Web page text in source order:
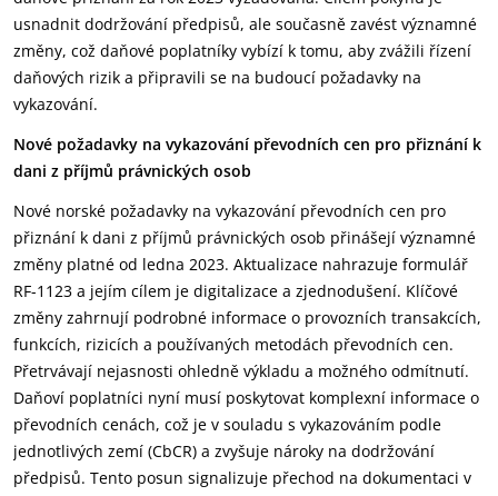
usnadnit dodržování předpisů, ale současně zavést významné
změny, což daňové poplatníky vybízí k tomu, aby zvážili řízení
daňových rizik a připravili se na budoucí požadavky na
vykazování.
Nové požadavky na vykazování převodních cen pro přiznání k
dani z příjmů právnických osob
Nové norské požadavky na vykazování převodních cen pro
přiznání k dani z příjmů právnických osob přinášejí významné
změny platné od ledna 2023. Aktualizace nahrazuje formulář
RF-1123 a jejím cílem je digitalizace a zjednodušení. Klíčové
změny zahrnují podrobné informace o provozních transakcích,
funkcích, rizicích a používaných metodách převodních cen.
Přetrvávají nejasnosti ohledně výkladu a možného odmítnutí.
Daňoví poplatníci nyní musí poskytovat komplexní informace o
převodních cenách, což je v souladu s vykazováním podle
jednotlivých zemí (CbCR) a zvyšuje nároky na dodržování
předpisů. Tento posun signalizuje přechod na dokumentaci v